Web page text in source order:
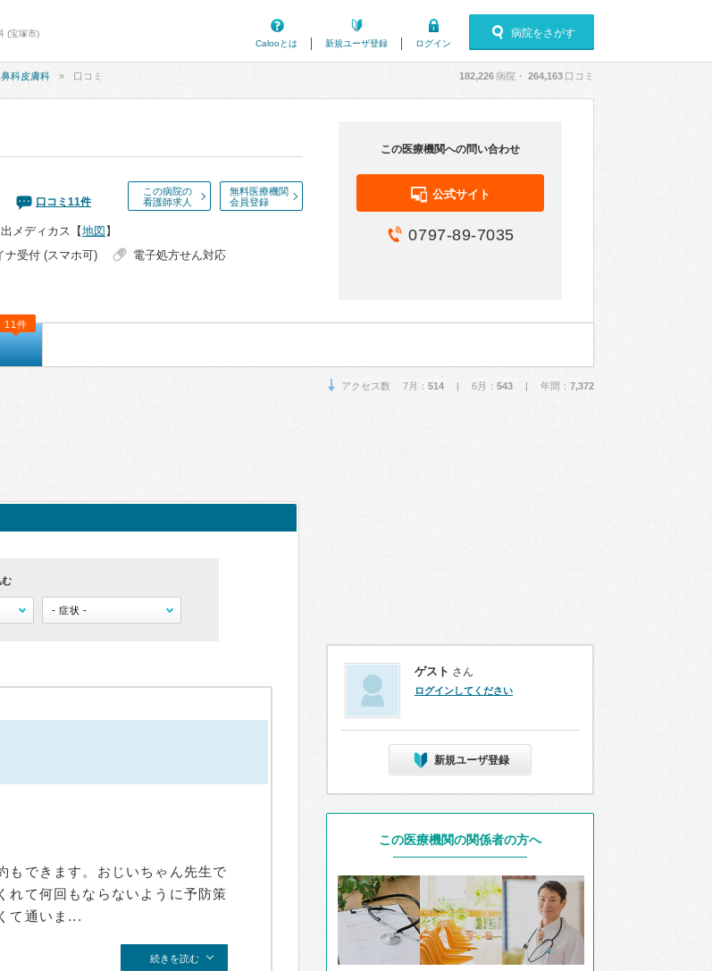
(宝塚市)
Calooとは
新規ユーザ登録 ログイン
病院をさがす
科皮膚科 口コミ 182,226病院・ 264,163 口コミ
この病院の
看護師求人
無料医療機関
会員登録
口コミ 11件
メディカス 【地図 】
ナ受付 (スマホ可)
電子処方せん対応
この医療機関への問い合わせ
公式サイト
0797-89-7035
11件
アクセス数 7月： 514 | 6月： 543 | 年間： 7,372
む
もできます。おじいちゃん先生で
れて何回もならないように予防策
て通いま...
続きを読む
ゲスト さん
ログインしてください
新規ユーザ登録
この医療機関の関係者の方へ